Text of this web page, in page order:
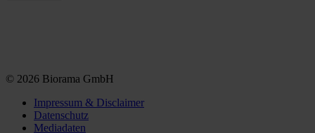
© 2026 Biorama GmbH
Impressum & Disclaimer
Datenschutz
Mediadaten